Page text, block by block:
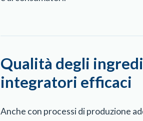
Qualità degli
integratori efficaci
Anche con processi di produzione